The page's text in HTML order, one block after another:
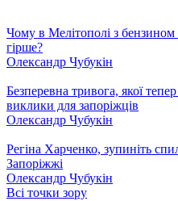
Чому в Мелітополі з бензином
гірше?
Олександр Чубукін
Безперевна тривога, якої
виклики для запоріжців
Олександр Чубукін
Регіна Харченко, зупиніть
Запоріжжі
Олександр Чубукін
Всі точки зору